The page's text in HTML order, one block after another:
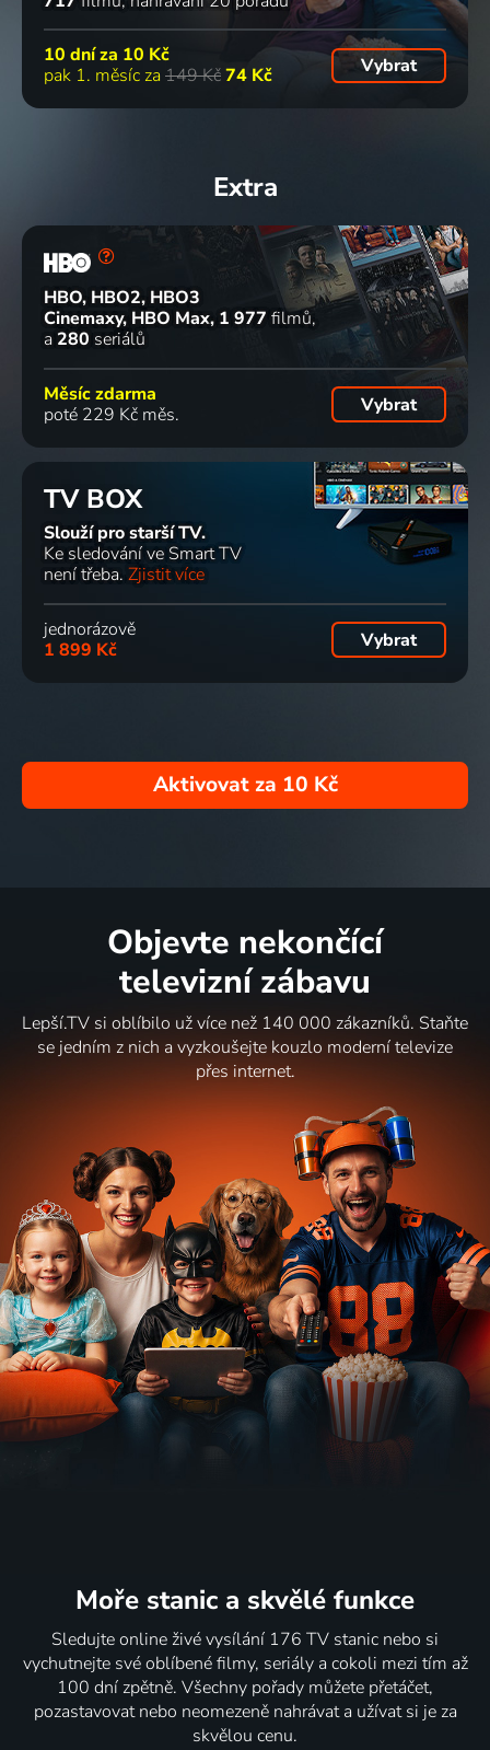
10 dní za 10 Kč
pak 1. měsíc za 149 Kč74 Kč Vybrat
Extra
HBO, HBO2, HBO3
Cinemaxy, HBO Max 1 977 filmů
a 280 seriálů
Měsíc zdarma
poté 229 Kč měs.
Vybrat
TV BOX
Slouží pro starší TV.
Ke sledování ve Smart TV
není třeba. Zjistit více
jednorázově
1 899 Kč
Vybrat
Aktivovat za 10 Kč
Objevte nekončící
televizní zábavu
Lepší.TV si oblíbilo už více než 140 000 zákazníků. Staňte
se jedním z nich a vyzkoušejte kouzlo moderní televize
přes internet.
Moře stanic a skvělé funkce
Sledujte online živé vysílání 176 TV stanic nebo si
vychutnejte své oblíbené filmy, seriály a cokoli mezi tím až
100 dní zpětně. Všechny pořady můžete přetáčet,
pozastavovat nebo neomezeně nahrávat a užívat si je za
skvělou cenu.